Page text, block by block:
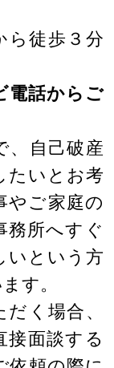
ら徒歩３分
話からご
、自己破産
たいとお考
やご家庭の
務所へすぐ
いという方
す。
く場合、
接面談する